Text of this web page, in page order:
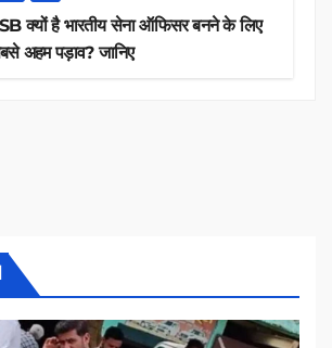
क्यों है भारतीय सेना ऑफिसर बनने के लिए
अहम पड़ाव? जानिए